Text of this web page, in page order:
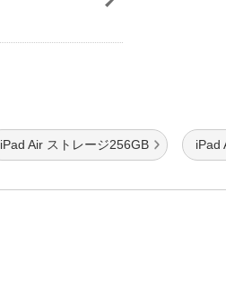
iPad Air ストレージ256GB iPad